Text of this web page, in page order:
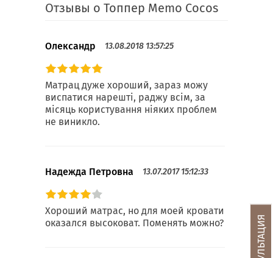
Отзывы о Топпер Memo Cocos
Олександр 13.08.2018 13:57:25
Матрац дуже хороший, зараз можу
виспатися нарешті, раджу всім, за
місяць користування ніяких проблем
не виникло.
Надежда Петровна 13.07.2017 15:12:33
Хороший матрас, но для моей кровати
оказался высоковат. Поменять можно?